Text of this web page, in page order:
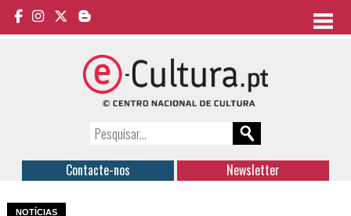
Contacte-nos Newsletter
NOTÍCIAS